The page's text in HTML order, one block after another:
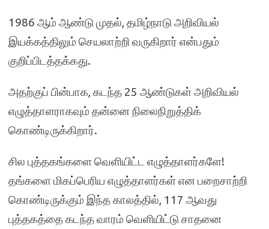
1986 ஆம் ஆண்டு முதல், தமிழ்நாடு அறிவியல்
இயக்கத்திலும் செயலாற்றி வருகிறார் என்பதும்
குறிப்பிடத்தக்கது.
அதற்குப் பின்பாக, கடந்த 25 ஆண்டுகள் அறிவியல்
எழுத்தாளராகவும் தன்னை நிலைநிறுத்திக்
கொண்டிருக்கிறார்.
சில புத்தகங்களை வெளியிட்ட எழுத்தாளர்களே!
தங்களை மிகப்பெரிய எழுத்தாளர்கள் என பறைசாற்றி
கொண்டிருக்கும் இந்த காலத்தில், 117 ஆவது
புத்தகத்தை கடந்த வாரம் வெளியிட்டு சாதனை